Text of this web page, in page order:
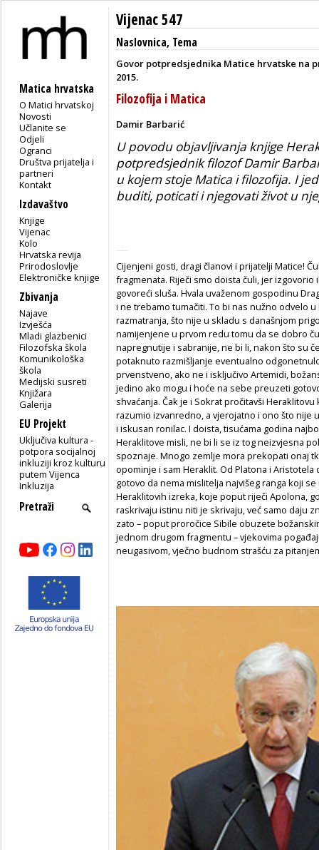
Matica hrvatska
O Matici hrvatskoj
Novosti
Učlanite se
Odjeli
Ogranci
Društva prijatelja i
partneri
Kontakt
Izdavaštvo
Knjige
Vijenac
Kolo
Hrvatska revija
Prirodoslovlje
Elektroničke knjige
Zbivanja
Najave
Izvješća
Mladi glazbenici
Filozofska škola
Komunikološka
škola
Medijski susreti
Knjižara
Galerija
EU Projekt
Uključiva kultura -
potpora socijalnoj
inkluziji kroz kulturu
putem Vijenca
Inkluzija
Vijenac 547
Naslovnica, Tema
Govor potpredsjednika Matice hrvatske na
2015.
Filozofija i Matica
Damir Barbarić
U povodu objavljivanja knjige
potpredsjednik filozof Damir
u kojem stoje Matica i filozofija. I
buditi, poticati i njegovati život u
Cijenjeni gosti, dragi članovi i prijatelji Matice!
fragmenata. Riječi smo doista čuli, jer
govoreći sluša. Hvala uvaženom gospodinu
i ne trebamo tumačiti. To bi nas nužno odvelo
razmatranja, što nije u skladu s današnjom
namijenjene u prvom redu tomu da se dobro
napregnutije i sabranije, ne bi li, nakon što su
potaknuto razmišljanje eventualno
prvenstveno, ako ne i isključivo Artemidi,
jedino ako mogu i hoće na sebe preuzeti
shvaćanja. Čak je i Sokrat pročitavši
razumio izvanredno, a vjerojatno i ono što nije
i iskusan ronilac. I doista, tisućama godina
Heraklitove misli, ne bi li se iz tog neizvjesna
spoznaje. Mnogo zemlje mora prekopati onaj
opominje i sam Heraklit. Od Platona i Aristotela
gotovo da nema mislitelja najvišeg ranga koji
Heraklitovih izreka, koje poput riječi Apolona,
raskrivaju istinu niti je skrivaju, već samo daju
zato – poput proročice Sibile obuzete
jednom drugom fragmentu – vjekovima
neugasivom, vječno budnom strašću za